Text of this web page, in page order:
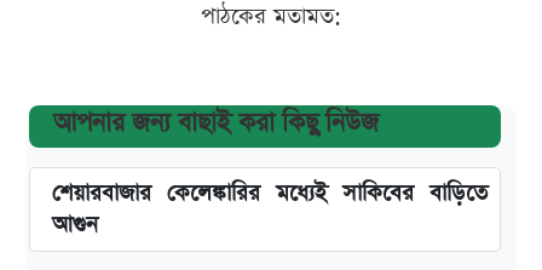
পাঠকের মতামত:
আপনার জন্য বাছাই করা কিছু নিউজ
শেয়ারবাজার কেলেঙ্কারির মধ্যেই সাকিবের বাড়িতে
আগুন